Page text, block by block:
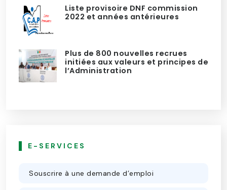
Liste provisoire DNF commission
2022 et années antérieures
Plus de 800 nouvelles recrues
initiées aux valeurs et principes de
l’Administration
E-SERVICES
Souscrire à une demande d’emploi